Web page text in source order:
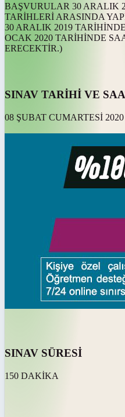
BAŞVURULAR 30 ARALIK
TARİHLERİ ARASINDA
30 ARALIK 2019
OCAK 2020 TARİHİNDE
ERECEKTİR.)
SINAV TARİHİ VE
08 ŞUBAT CUMARTESİ
SINAV SÜRESİ
150 DAKİKA